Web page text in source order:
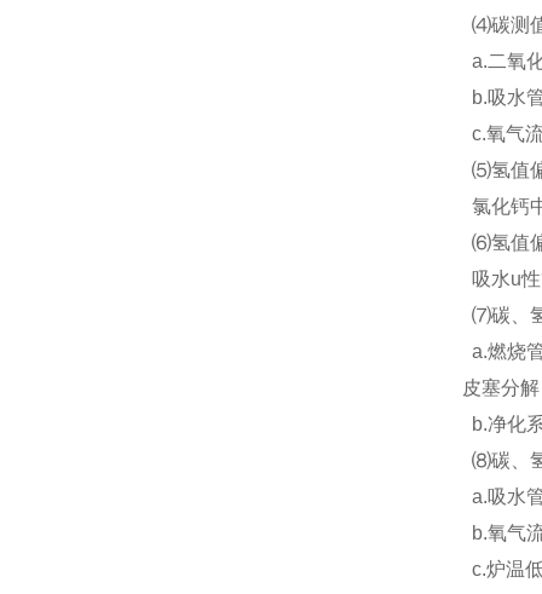
⑷碳测
a.二氧
b.吸水
c.氧气
⑸氢值
氯化钙
⑹氢值
吸水u
⑺碳、
a.燃烧
皮塞分
b.净化
⑻碳、
a.吸水
b.氧气
c.炉温